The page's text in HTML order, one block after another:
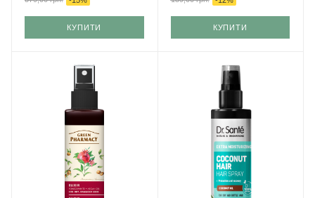
КУПИТИ КУПИТИ